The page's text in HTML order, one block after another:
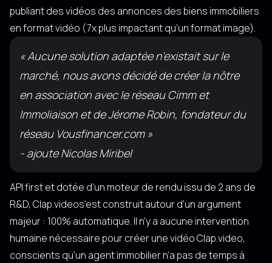
publiant des vidéos des annonces des biens immobiliers
en format vidéo (7x plus impactant qu’un format image).
« Aucune solution adaptée n’existait sur le
marché, nous avons décidé de créer la nôtre
en association avec le réseau Cimm et
Immoliaison et de Jérome Robin, fondateur du
réseau Vousfinancer.com »
- ajoute Nicolas Miribel
API first et dotée d’un moteur de rendu issu de 2 ans de
R&D, Clap.videos’est construit autour d’un argument
majeur : 100% automatique. Il n’y a aucune intervention
humaine nécessaire pour créer une vidéo Clap.video,
conscients qu’un agent immobilier n’a pas de temps à